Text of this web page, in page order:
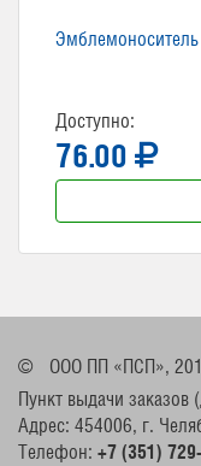
Доступно:
76.00
©
ООО ПП «ПСП»,
Пункт выдачи заказов
Адрес: 454006, г.
Телефон: +7 (351)